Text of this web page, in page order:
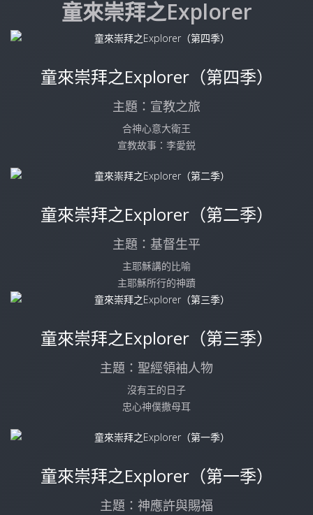
童來崇拜之Explorer
童來崇拜之Explorer（第四季）
主題：宣教之旅
合神心意大衛王
宣教故事：李愛鋭
童來崇拜之Explorer（第二季）
主題：基督生平
主耶穌講的比喻
主耶穌所行的神蹟
童來崇拜之Explorer（第三季）
主題：聖經領袖人物
沒有王的日子
忠心神僕撒母耳
童來崇拜之Explorer（第一季）
主題：神應許與賜福